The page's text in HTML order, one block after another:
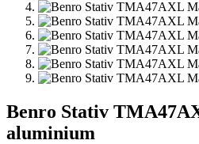
Benro Stativ
aluminium